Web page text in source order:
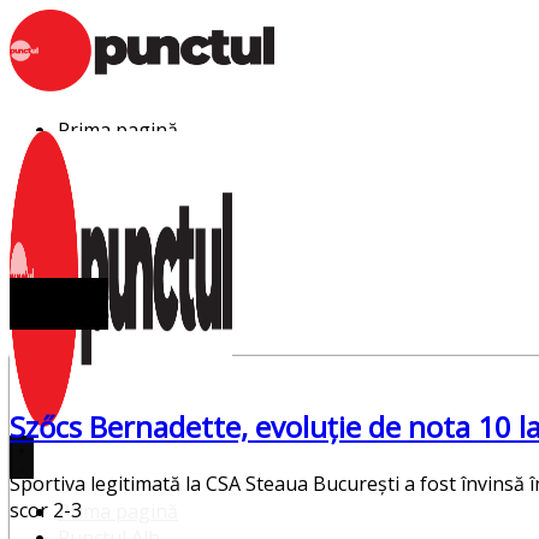
Sari
la
conținut
Prima pagină
Punctul Alb
Punctul Negru
Anunturi
Despre noi
Publicitate
Contact
Prima pagină
Szőcs Bernadette, evoluție de nota 10
Sportiva legitimată la CSA Steaua București a fost
scor 2-3